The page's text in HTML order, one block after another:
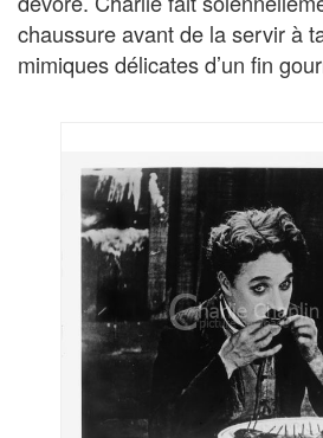
chaussure avant de la servir à
mimiques délicates d’un fin